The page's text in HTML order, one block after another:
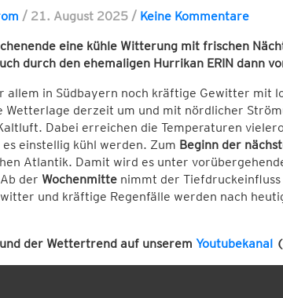
/ 21. August 2025 / Keine Kommentare
eine kühle Witterung mit frischen
durch den ehemaligen Hurrikan ERIN dann
allem in Südbayern noch kräftige Gewitter mit
Wetterlage derzeit um und mit nördlicher
Dabei erreichen die Temperaturen
es einstellig kühl werden. Zum Beginn der
Atlantik. Damit wird es unter
der Wochenmitte nimmt der
und kräftige Regenfälle werden nach
der Wettertrend auf unserem Youtubekanal